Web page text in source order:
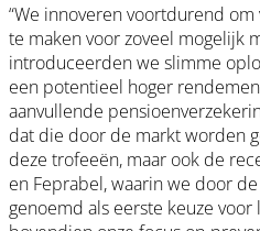
“We innoveren voortdurend
te maken voor zoveel mogelijk
introduceerden we slimme
een potentieel hoger
aanvullende
dat die door de markt worden
deze trofeeën, maar ook de
en Feprabel, waarin we door
genoemd als eerste keuze